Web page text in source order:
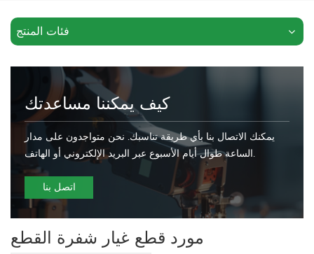
فئات المنتج
كيف يمكننا مساعدتك
يمكنك الاتصال بنا بأي طريقة تناسبك. نحن متواجدون على مدار
الساعة طوال أيام الأسبوع عبر البريد الإلكتروني أو الهاتف.
اتصل بنا
مورد قطع غيار شفرة القطع